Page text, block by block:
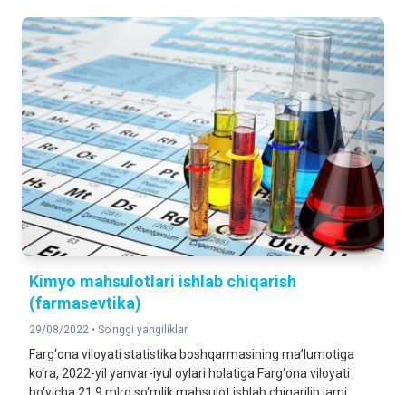
Kimyo mahsulotlari ishlab chiqarish
(farmasevtika)
29/08/2022 • So'nggi yangiliklar
Farg‘ona viloyati statistika boshqarmasining ma’lumotiga
ko‘ra, 2022-yil yanvar-iyul oylari holatiga Farg‘ona viloyati